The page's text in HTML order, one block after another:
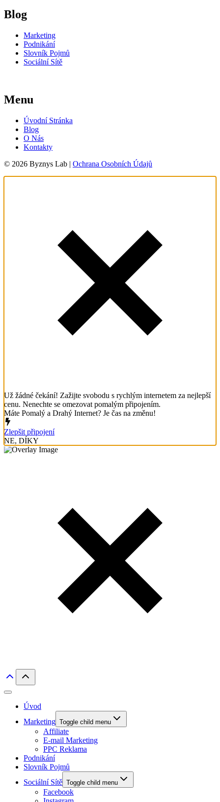
Blog
Marketing
Podnikání
Slovník Pojmů
Sociální Sítě
Menu
Úvodní Stránka
Blog
O Nás
Kontakty
© 2026 Byznys Lab | Ochrana Osobních Údajů
Už žádné čekání! Zažijte svobodu s rychlým internetem za nejlepší
cenu. Nenechte se omezovat pomalým připojením.
Máte Pomalý a Drahý Internet? Je čas na změnu!
Zlepšit připojení
NE, DÍKY
Úvod
Marketing Toggle child menu
Affiliate
E-mail Marketing
PPC Reklama
Podnikání
Slovník Pojmů
Sociální Sítě Toggle child menu
Facebook